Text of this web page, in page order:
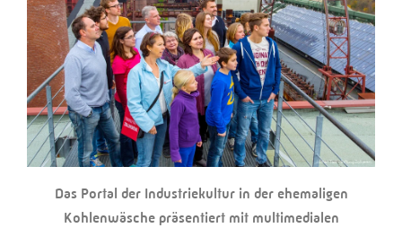
Das Portal der Industriekultur in der ehemaligen
Kohlenwäsche präsentiert mit multimedialen